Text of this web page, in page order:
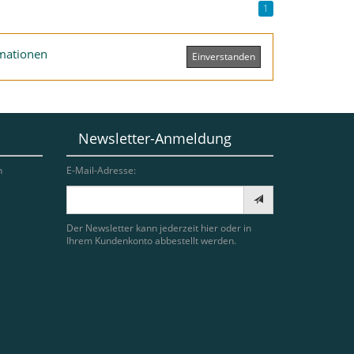
1
Einverstanden
Newsletter-Anmeldung
E-Mail-Adresse:
Der Newsletter kann jederzeit hier oder in
Ihrem Kundenkonto abbestellt werden.